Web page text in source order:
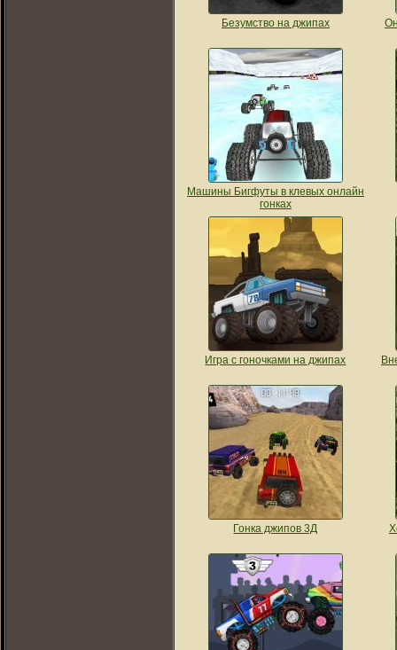
Безумство на джипах
Машины Бигфуты в клевых онлайн
гонках
Игра с гоночками на джипах
Гонка джипов 3Д